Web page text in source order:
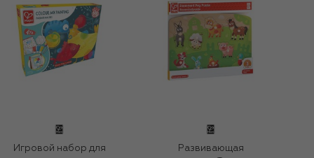
Игровой набор для
Развивающая